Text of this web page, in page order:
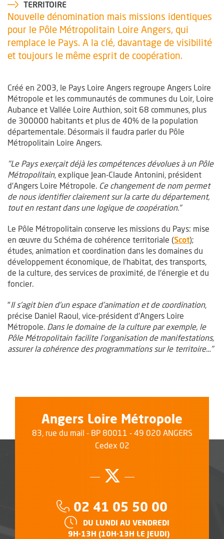
TERRITOIRE
Nouvelle dénomination mais missions identiques
pour le Pôle Métropolitain Loire Angers, qui
remplace le Pays. A la clé, davantage de visibilité
et toujours le même esprit de coopération.
Créé en 2003, le Pays Loire Angers regroupe Angers Loire
Métropole et les communautés de communes du Loir, Loire
Aubance et Vallée Loire Authion, soit 68 communes, plus
de 300000 habitants et plus de 40% de la population
départementale. Désormais il faudra parler du Pôle
Métropolitain Loire Angers.
"Le Pays exerçait déjà les compétences dévolues à un Pôle
Métropolitain, explique Jean-Claude Antonini, président
d’Angers Loire Métropole. Ce changement de nom permet
de nous identifier clairement sur la carte du département,
tout en restant dans une logique de coopération."
Le Pôle Métropolitain conserve les missions du Pays: mise
en œuvre du Schéma de cohérence territoriale (Scot, Ouvre
);
études, animation et coordination dans les domaines du
développement économique, de l'habitat, des transports,
de la culture, des services de proximité, de l'énergie et du
foncier.
"Il s’agit bien d’un espace d’animation et de coordination,
précise Daniel Raoul, vice-président d'Angers Loire
Métropole. Dans le domaine de la culture par exemple, le
Pôle Métropolitain facilite l’organisation de manifestations,
assurer la cohérence des programmations sur le territoire…"
Angers Loire Métropole
83, rue du mail - BP 80011 - 49 020 ANGERS
Cedex 02
Suivez-nous
, Ouvre une
Téléphone :
02 41 05 50 00
HORAIRES :
DU LUNDI AU VENDREDI
9H-13H (10H-13H LE JEUDI)